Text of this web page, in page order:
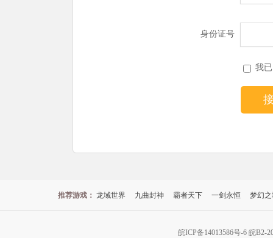
身份证号
我
推荐游戏： 龙域世界 九曲封神 霸者天下 一剑永恒 梦幻
皖ICP备14013586号-6 皖B2-